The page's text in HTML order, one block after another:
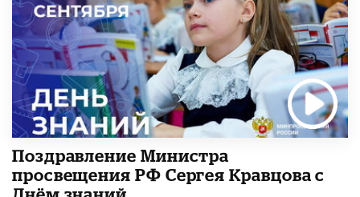
Поздравление Министра
просвещения РФ Сергея Кравцова с